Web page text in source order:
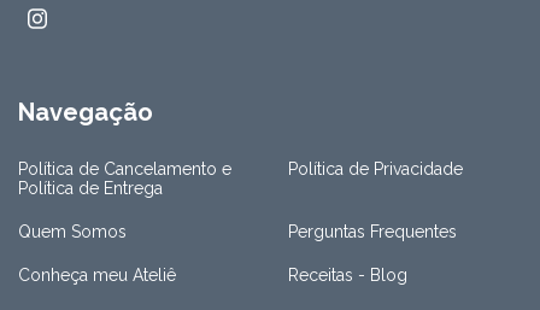
Navegação
Política de Cancelamento e
Política de Entrega
Política de Privacidade
Quem Somos Perguntas Frequentes
Conheça meu Ateliê Receitas - Blog